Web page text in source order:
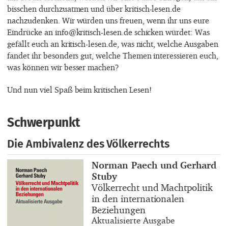
bisschen durchzuatmen und über kritisch-lesen.de
nachzudenken. Wir würden uns freuen, wenn ihr uns eure
Eindrücke an info@kritisch-lesen.de schicken würdet: Was
gefällt euch an kritisch-lesen.de, was nicht, welche Ausgaben
fandet ihr besonders gut, welche Themen interessieren euch,
was können wir besser machen?
Und nun viel Spaß beim kritischen Lesen!
Schwerpunkt
Die Ambivalenz des Völkerrechts
Buchautor_innen
Norman Paech und Gerhard
Stuby
Buchtitel
Völkerrecht und Machtpolitik
in den internationalen
Beziehungen
Buchuntertitel
Aktualisierte Ausgabe